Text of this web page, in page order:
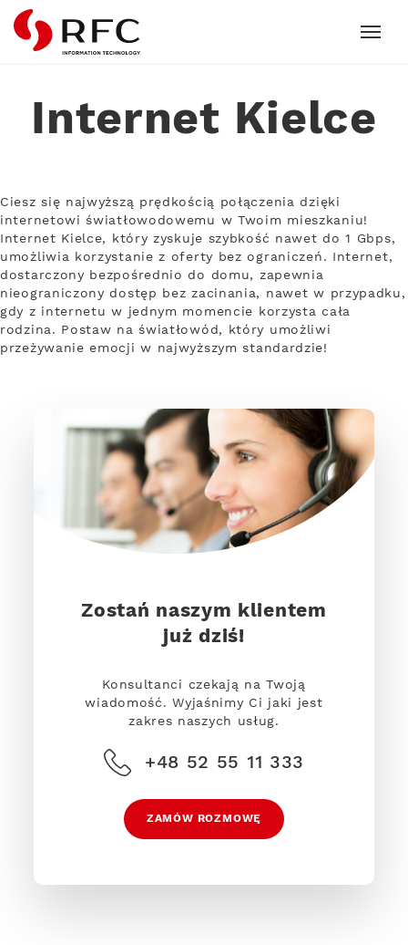
RFC
Internet Kielce
Ciesz się najwyższą prędkością połączenia dzięki
internetowi światłowodowemu w Twoim mieszkaniu!
Internet Kielce, który zyskuje szybkość nawet do 1 Gbps,
umożliwia korzystanie z oferty bez ograniczeń. Internet,
dostarczony bezpośrednio do domu, zapewnia
nieograniczony dostęp bez zacinania, nawet w przypadku,
gdy z internetu w jednym momencie korzysta cała
rodzina. Postaw na światłowód, który umożliwi
przeżywanie emocji w najwyższym standardzie!
Zostań naszym klientem
już dziś!
Konsultanci czekają na Twoją
wiadomość. Wyjaśnimy Ci jaki jest
zakres naszych usług.
+48 52 55 11 333
ZAMÓW ROZMOWĘ